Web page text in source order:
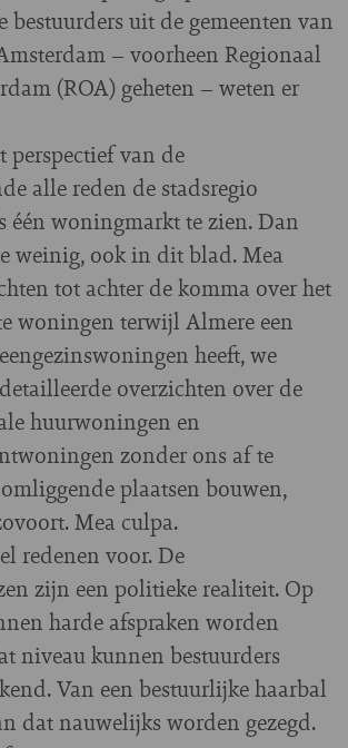
bestuurders uit de gemeenten van
– voorheen Regionaal
(ROA) geheten – weten er
perspectief van de
alle reden de stadsregio
één woningmarkt te zien. Dan
weinig, ook in dit blad. Mea
tot achter de komma over het
woningen terwijl Almere een
heeft, we
overzichten over de
huurwoningen en
zonder ons af te
plaatsen bouwen,
Mea culpa.
redenen voor. De
zijn een politieke realiteit. Op
harde afspraken worden
niveau kunnen bestuurders
Van een bestuurlijke haarbal
dat nauwelijks worden gezegd.